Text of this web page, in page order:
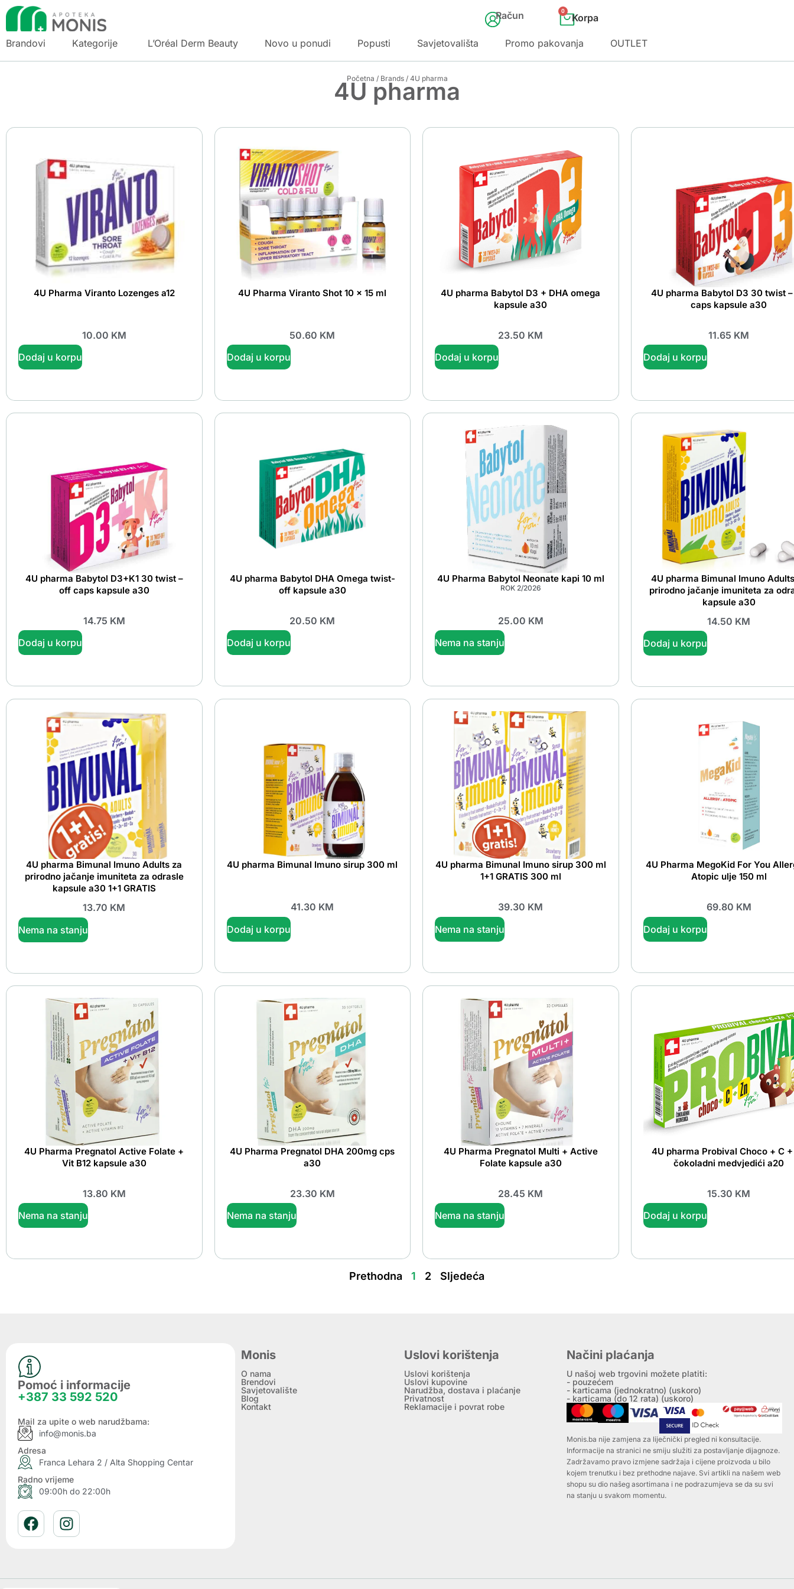
Račun 0
Brandovi Kategorije L’Oréal Derm Beauty Novo u ponudi Popusti Savjetovališta Promo pakovanja OUTLET
Početna / Brands/ 4U pharma
4U pharma
4U Pharma Viranto Lozenges a12
10.00 KM
Dodaj u korpu
4U Pharma Viranto Shot 10 x 15 ml
50.60 KM
Dodaj u korpu
4U pharma Babytol D3 + DHA omega
kapsule a30
23.50 KM
Dodaj u korpu
4U pharma Babytol D3 30 twist
caps kapsule a30
11.65 KM
Dodaj u korpu
4U pharma Babytol D3+K1 30 twist –
off caps kapsule a30
14.75 KM
Dodaj u korpu
4U pharma Babytol DHA Omega twist-
off kapsule a30
20.50 KM
Dodaj u korpu
4U Pharma Babytol Neonate kapi 10 ml
ROK 2/2026
25.00 KM
Nema na stanju
4U pharma Bimunal Imuno
prirodno jačanje imuniteta za
kapsule a30
14.50 KM
Dodaj u korpu
4U pharma Bimunal Imuno Adults za
prirodno jačanje imuniteta za odrasle
kapsule a30 1+1 GRATIS
13.70 KM
Nema na stanju
4U pharma Bimunal Imuno sirup 300 ml
41.30 KM
Dodaj u korpu
4U pharma Bimunal Imuno sirup 300 ml
1+1 GRATIS 300 ml
39.30 KM
Nema na stanju
4U Pharma MegoKid For You
Atopic ulje 150 ml
69.80 KM
Dodaj u korpu
4U Pharma Pregnatol Active Folate +
Vit B12 kapsule a30
13.80 KM
Nema na stanju
4U Pharma Pregnatol DHA 200mg cps
a30
23.30 KM
Nema na stanju
4U Pharma Pregnatol Multi + Active
Folate kapsule a30
28.45 KM
Nema na stanju
4U pharma Probival Choco + C
čokoladni medvjedići a20
15.30 KM
Dodaj u korpu
Prethodna 1 2 Sljedeća
Pomoć i informacije
+387 33 592 520
Mail za upite o web narudžbama:
info@monis.ba
Adresa
Franca Lehara 2 / Alta Shopping Centar
Radno vrijeme
09:00h do 22:00h
Monis
O nama
Brendovi
Savjetovalište
Blog
Kontakt
Uslovi korištenja
Uslovi korištenja
Uslovi kupovine
Narudžba, dostava i plaćanje
Privatnost
Reklamacije i povrat robe
Načini plaćanja
U našoj web trgovini možete platiti:
- pouzećem
- karticama (jednokratno) (uskoro)
- karticama (do 12 rata) (uskoro)
Monis.ba nije zamjena za liječnički pregled ni konsultacije.
Informacije na stranici ne smiju služiti za postavljanje dijagnoze.
Zadržavamo pravo izmjene sadržaja i cijene proizvoda u bilo
kojem trenutku i bez prethodne najave. Svi artikli na našem web
shopu su dio našeg asortimana i ne podrazumjeva se da su svi
na stanju u svakom momentu.